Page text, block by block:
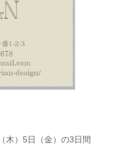
）5日（金）の3日間